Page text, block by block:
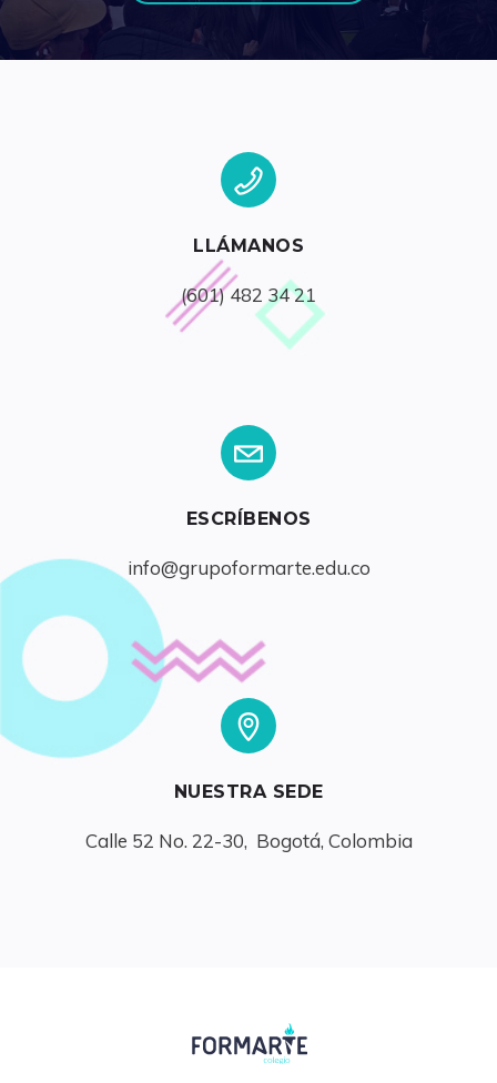
LLÁMANOS
(601) 482 34 21
ESCRÍBENOS
info@grupoformarte.edu.co
NUESTRA SEDE
Calle 52 No. 22-30,  Bogotá, Colombia